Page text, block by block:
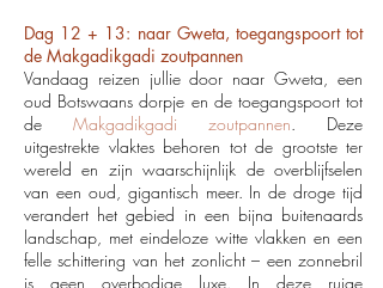
Dag 12 + 13: naar Gweta, toegangspoort tot
de Makgadikgadi zoutpannen
Vandaag reizen jullie door naar Gweta, een
oud Botswaans dorpje en de toegangspoort tot
de Makgadikgadi zoutpannen. Deze
uitgestrekte vlaktes behoren tot de grootste ter
wereld en zijn waarschijnlijk de overblijfselen
van een oud, gigantisch meer. In de droge tijd
verandert het gebied in een bijna buitenaards
landschap, met eindeloze witte vlakken en een
felle schittering van het zonlicht – een zonnebril
is geen overbodige luxe. In deze ruige